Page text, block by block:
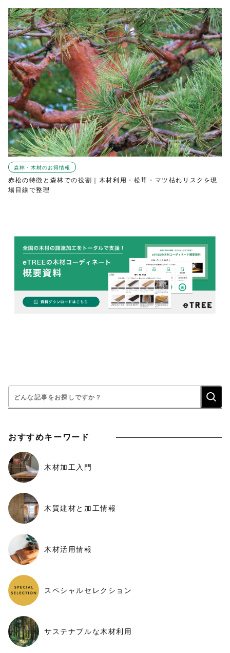
森林・木材のお得情報
赤松の特徴と森林での役割｜木材利用・松茸・マツ枯れリスクを現
場目線で整理
おすすめキーワード
木材加工入門
木質建材と加工情報
木材活用情報
スペシャルセレクション
サステナブルな木材利用